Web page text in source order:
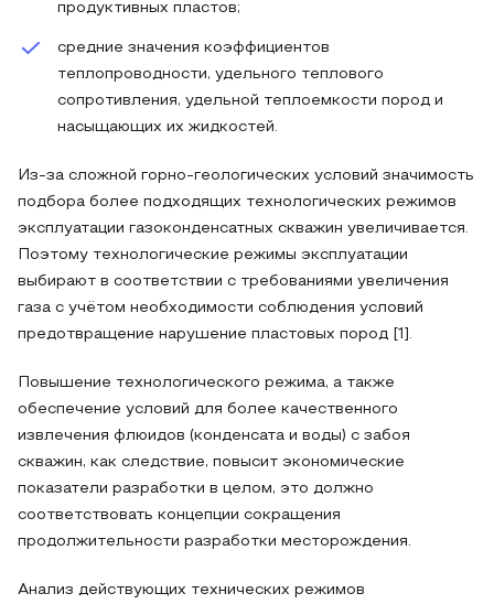
продуктивных пластов;
средние значения коэффициентов
теплопроводности, удельного теплового
сопротивления, удельной теплоемкости пород и
насыщающих их жидкостей.
Из-за сложной горно-геологических условий значимость
подбора более подходящих технологических режимов
эксплуатации газоконденсатных скважин увеличивается.
Поэтому технологические режимы эксплуатации
выбирают в соответствии с требованиями увеличения
газа с учётом необходимости соблюдения условий
предотвращение нарушение пластовых пород [1].
Повышение технологического режима, а также
обеспечение условий для более качественного
извлечения флюидов (конденсата и воды) с забоя
скважин, как следствие, повысит экономические
показатели разработки в целом, это должно
соответствовать концепции сокращения
продолжительности разработки месторождения.
Анализ действующих технических режимов